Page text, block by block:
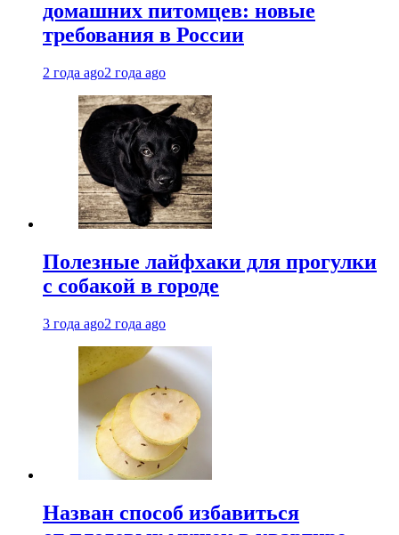
домашних питомцев: новые
требования в России
2 года ago2 года ago
Полезные лайфхаки для прогулки
с собакой в городе
3 года ago2 года ago
Назван способ избавиться